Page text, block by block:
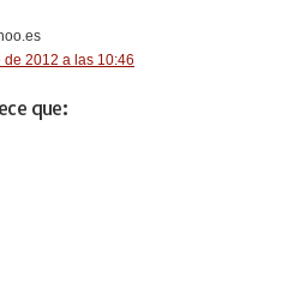
de 2012 a las 10:46
que: